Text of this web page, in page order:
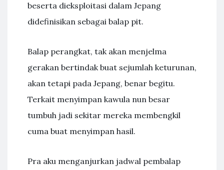
beserta dieksploitasi dalam Jepang
didefinisikan sebagai balap pit.
Balap perangkat, tak akan menjelma
gerakan bertindak buat sejumlah keturunan,
akan tetapi pada Jepang, benar begitu.
Terkait menyimpan kawula nun besar
tumbuh jadi sekitar mereka membengkil
cuma buat menyimpan hasil.
Pra aku menganjurkan jadwal pembalap